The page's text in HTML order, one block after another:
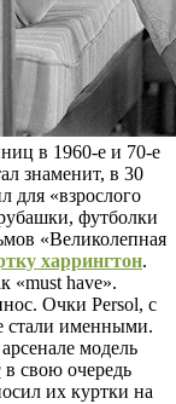
в 1960-е и 70-е
знаменит, в 30
для «взрослого
футболки
«Великолепная
харрингтон.
«must have».
Очки Persol, с
стали именными.
модель
в свою очередь
их куртки на